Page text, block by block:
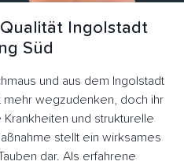
Ingolstadt
Süd
und aus dem Ingolstadt
mehr wegzudenken, doch ihr
und strukturelle
stellt ein wirksames
dar. Als erfahrene